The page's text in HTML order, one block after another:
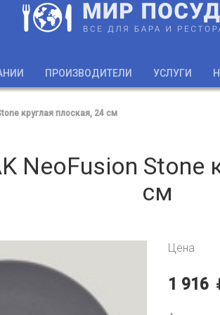
ПРОИЗВОДИТЕЛИ УСЛУГИ
круглая плоская, 24 см
NeoFusion Stone
см
Цена
1 916